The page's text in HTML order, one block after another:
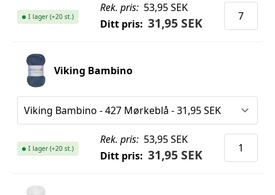
Rek. pris: 53,95 SEK
Ditt pris: 31,95 SEK
I lager (+20 st.)
Viking Bambino
Rek. pris: 53,95 SEK
Ditt pris: 31,95 SEK
I lager (+20 st.)